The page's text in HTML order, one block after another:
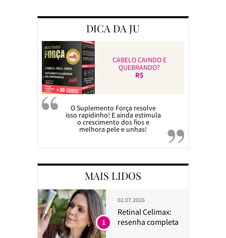
DICA DA JU
CABELO CAINDO E
QUEBRANDO?
R$
O Suplemento Força resolve
isso rapidinho! E ainda estimula
o crescimento dos fios e
melhora pele e unhas!
MAIS LIDOS
02.07.2026
Retinal Celimax:
resenha completa
1